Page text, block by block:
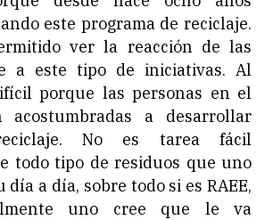
este programa de reciclaje.
ver la reacción de las
a este tipo de iniciativas. Al
porque las personas en el
a desarrollar
No es tarea fácil
todo tipo de residuos que uno
a día, sobre todo si es RAEE,
uno cree que le va